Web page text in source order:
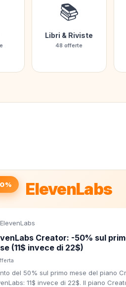
📚
Libri & Riviste
48 offerte
ElevenLabs
ElevenLabs
Creator: -50% sul
(11$ invece di 22$)
del 50% sul primo mese del piano
11$ invece di 22$. Il piano